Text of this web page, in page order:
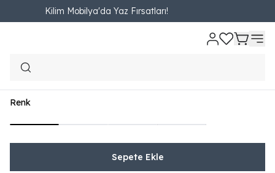
Kilim Mobilya'da Yaz Fırsatları!
Ana Sayfa OTURMA ODASI İkili Koltuk
₺ 29,390.00
Renk
Sepete Ekle